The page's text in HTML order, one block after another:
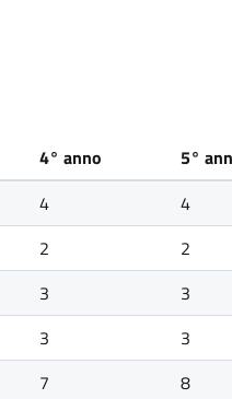
4° anno
5°
4
4
2
2
3
3
3
3
7
8